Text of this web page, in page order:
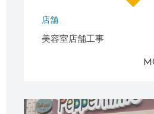
店舗
美容室店舗工事